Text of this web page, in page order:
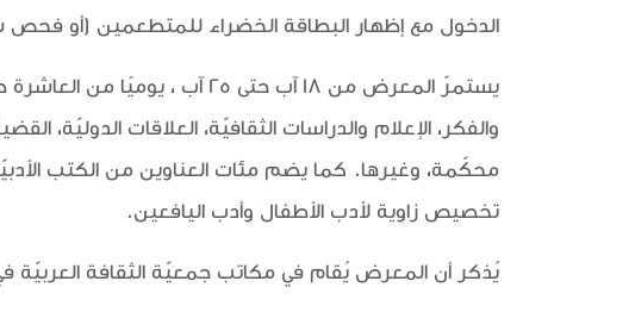
الدخول مع إظهار البطاقة الخضراء للمتطعمين (أو فحص سلبي لغير المتطعمنين حتى
يستمرّ المعرض من 18 آب حتى
والفكر، الإعلام والدراسات الثقافيّة، العلاقات
محكّمة، وغيرها. كما يضم مئات العناوين من الكتب
تخصيص زاوية لأدب الأطفال وأدب اليافعين.
يُذكر أن المعرض يُقام في مكاتب جمعيّة الثقافة العربيّة